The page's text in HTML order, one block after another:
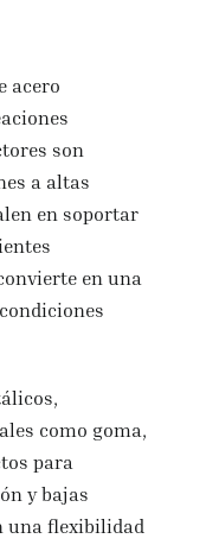
acero
son
a altas
en soportar
en una
como goma,
para
y bajas
una flexibilidad